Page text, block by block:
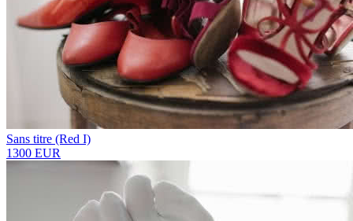
Sans titre (Red I)
1300 EUR